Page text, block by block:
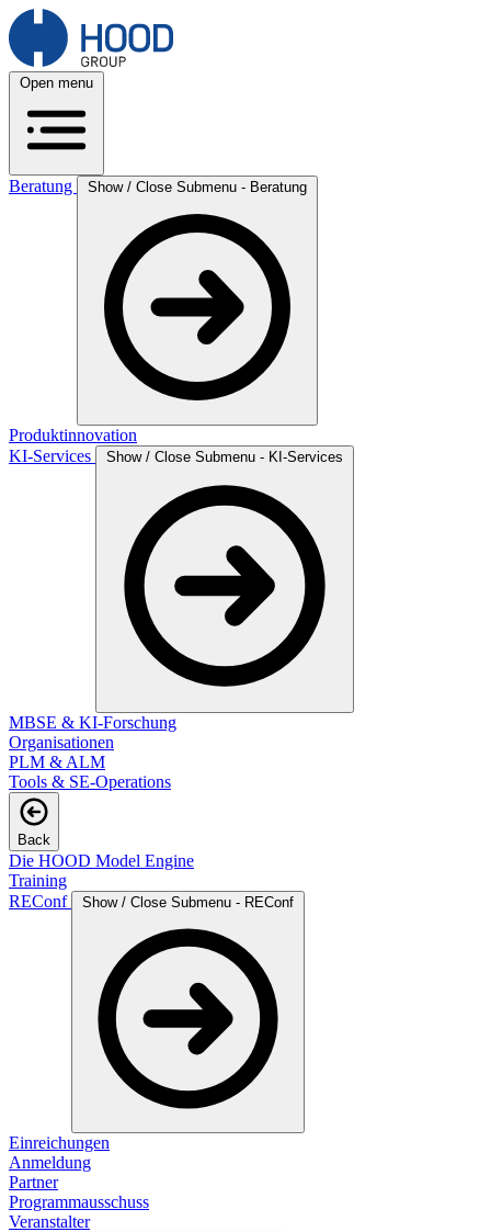
Open menu
Beratung Show / Close Submenu - Beratung
Produktinnovation
KI-Services
Show / Close Submenu - KI-Services
MBSE & KI-Forschung
Organisationen
PLM & ALM
Tools & SE-Operations
Back
Die HOOD Model Engine
Training
REConf
Show / Close Submenu - REConf
Einreichungen
Anmeldung
Partner
Programmausschuss
Veranstalter